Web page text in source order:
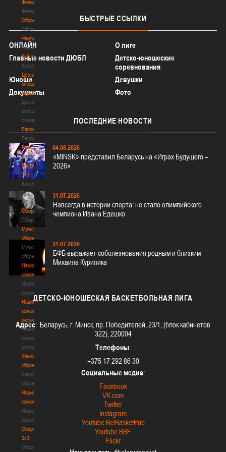
Федерация
Федерация
Сборные
Сборные
Чемпионат
Чемпионат
Кубок
Кубок
Детско-
юношеские
соревнования
Детско-
юношеские
соревнования
Еврокубки
Еврокубки
Разное
Разное
Баскетбол
3х3
Баскетбол
3х3
Лого[modid=121]
Сборные
Сборные
Мужские
сборные
Мужские
сборные
Национальная
команда
Национальная
команда
Национальная
команда
(история)
Национальная
команда
(история)
Женские
сборные
Женские
сборные
Национальная
команда
Национальная
команда
Сборные
3х3
Сборные
БЫСТРЫЕ ССЫЛКИ
ОНЛАЙН
О лиге
Главные новости ДЮБЛ
Детско-юношеские
соревнования
Юноши
Девушки
Документы
Фото
ПОСЛЕДНИЕ НОВОСТИ
04.08.2026
«MINSK» представил Беларусь на «Играх Будущего –
2026»
31.07.2026
Навсегда в истории спорта: не стало олимпийского
чемпиона Ивана Едешко
31.07.2026
БФБ выражает соболезнования родным и близким
Михаила Курилика
ДЕТСКО-ЮНОШЕСКАЯ БАСКЕТБОЛЬНАЯ ЛИГА
Адрес: Беларусь, г. Минск, пр. Победителей, 23/1, (блок кабинетов
322), 220004
Телефоны:
+375 17 292 86 30
Социальные медиа:
Facebook
VK.com
Twitter
Instagram
Youtube BelBasketPub
Youtube BBF
Flickr